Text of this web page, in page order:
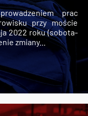
prac
przy moście
2022 roku (sobota-
zmiany...